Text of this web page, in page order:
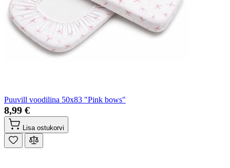
Puuvill voodilina 50x83 "Pink bows"
8,99 €
Lisa ostukorvi